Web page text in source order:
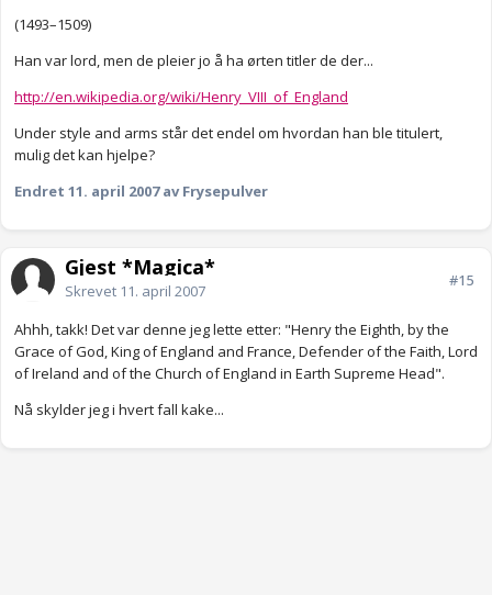
(1493–1509)
Han var lord, men de pleier jo å ha ørten titler de der...
http://en.wikipedia.org/wiki/Henry_VIII_of_England
Under style and arms står det endel om hvordan han ble titulert,
mulig det kan hjelpe?
Endret 11. april 2007av Frysepulver
Gjest *Magica*
Skrevet 11. april 2007
#15
Ahhh, takk! Det var denne jeg lette etter: "Henry the Eighth, by the
Grace of God, King of England and France, Defender of the Faith, Lord
of Ireland and of the Church of England in Earth Supreme Head".
Nå skylder jeg i hvert fall kake...